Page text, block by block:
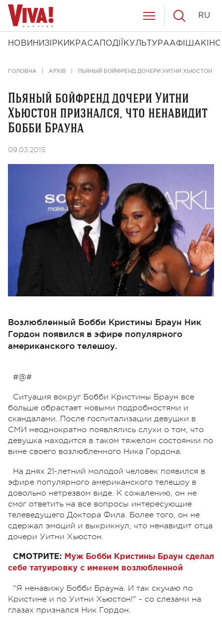
НОВИНИ ЗІРКИ КРАСА ПОДІЇ КУЛЬТУРААФІША КІНО
RU
ГОЛОВНА АРХІВ ПЬЯНЫЙ БОЙФРЕНД ДОЧЕРИ УИТНИ ХЬЮСТОН
Пьяный бойфренд дочери Уитни
Хьюстон признался, что ненавидит
Бобби Брауна
09.03.2015
Возлюбленный Бобби Кристины Браун Ник
Гордон появился в эфире популярного
американского телешоу.
#@#
Ситуация вокруг Бобби Кристины Браун все
больше обрастает новыми подробностями и
скандалами. После госпитализации девушки в
СМИ неоднократно появлялись слухи о том, что
девушка находится в таком тяжелом состоянии по
вине своего возлюбленного Ника Гордона.
На днях 21-летний молодой человек появился в
эфире популярного американского телешоу в
довольно нетрезвом виде. К сожалению, он не
смог ответить на все вопросы интересующие
телеведущего Доктора Фила. Более того, он не
сдержал эмоций и выкрикнул, что ненавидит отца
дочери Уитни Хьюстон.
СМОТРИТЕ: Муж Бобби Кристины Браун сделал
себе татуировку с именем возлюбленной
"Я ненавижу Бобби Брауна. И так скучаю по
Кристине и по Уитни Хьюстон!" - со слезами на
глазах признался Ник Гордон.